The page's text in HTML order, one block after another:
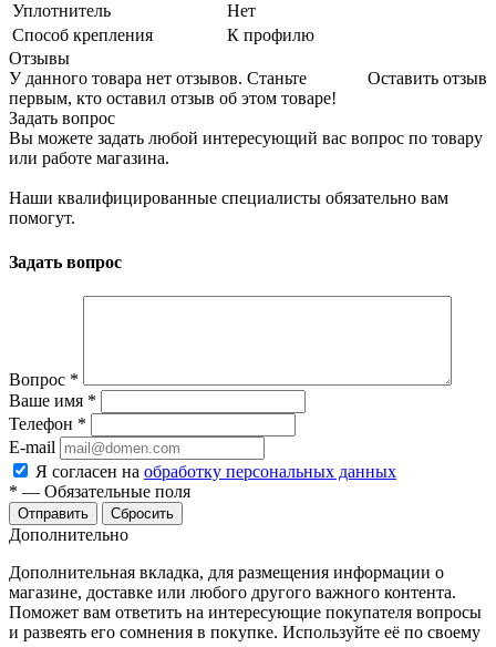
Уплотнитель
Нет
Способ крепления
К профилю
Отзывы
Оставить отзыв
У данного товара нет отзывов. Станьте
первым, кто оставил отзыв об этом товаре!
Задать вопрос
Вы можете задать любой интересующий вас вопрос по товару
или работе магазина.
Наши квалифицированные специалисты обязательно вам
помогут.
Задать вопрос
Вопрос *
Ваше имя *
Телефон *
E-mail
Я согласен на обработку персональных данных
* — Обязательные поля
Сбросить
Дополнительно
Дополнительная вкладка, для размещения информации о
магазине, доставке или любого другого важного контента.
Поможет вам ответить на интересующие покупателя вопросы
и развеять его сомнения в покупке. Используйте её по своему